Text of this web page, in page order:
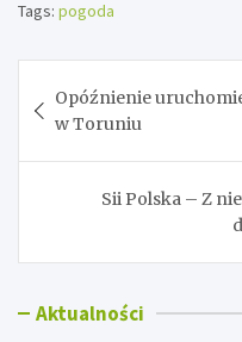
Tags: pogoda
wpisu
Opóźnienie
w Toruniu
Sii Polska – Z
Aktualności